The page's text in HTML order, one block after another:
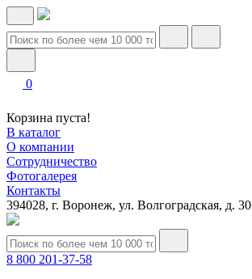
0
Корзина пуста!
В каталог
О компании
Сотрудничество
Фотогалерея
Контакты
394028, г. Воронеж, ул. Волгоградская, д. 30
8 800 201-37-58